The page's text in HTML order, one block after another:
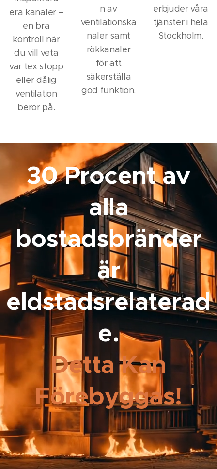
era kanaler –
en bra
kontroll när
du vill veta
var tex stopp
eller dålig
ventilation
beror på.
n av
ventilationska
naler samt
rökkanaler
för att
säkerställa
god funktion.
erbjuder våra
tjänster i hela
Stockholm.
30 Procent av
alla
bostadsbränder
är
eldstadsrelaterad
e.
Detta Kan
Förebyggas!